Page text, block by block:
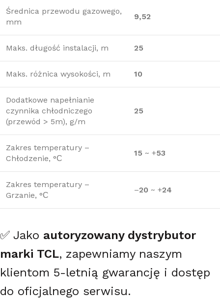
Średnica przewodu gazowego,
mm
9,52
Maks. długość instalacji, m 25
Maks. różnica wysokości, m 10
Dodatkowe napełnianie
czynnika chłodniczego
(przewód > 5m), g/m
25
Zakres temperatury –
Chłodzenie, °С
15 ~ +53
Zakres temperatury –
Grzanie, °С
–20 ~ +24
✅ Jako autoryzowany dystrybutor
marki TCL, zapewniamy naszym
klientom 5-letnią gwarancję i dostęp
do oficjalnego serwisu.